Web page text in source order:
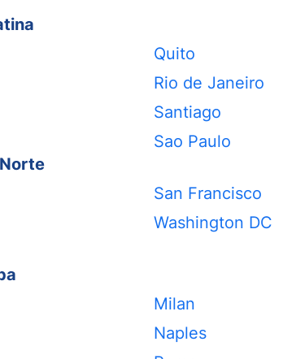
Quito
Rio de Janeiro
Santiago
Sao Paulo
San Francisco
Washington DC
Milan
Naples